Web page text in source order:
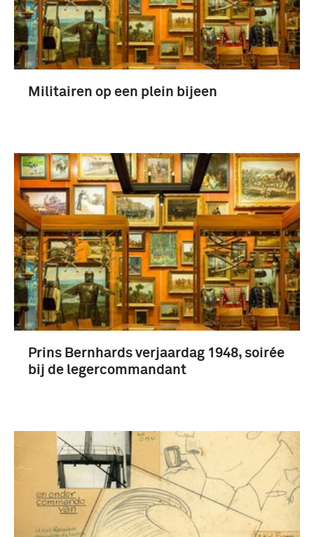
Militairen op een plein bijeen
Prins Bernhards verjaardag 1948, soirée
bij de legercommandant